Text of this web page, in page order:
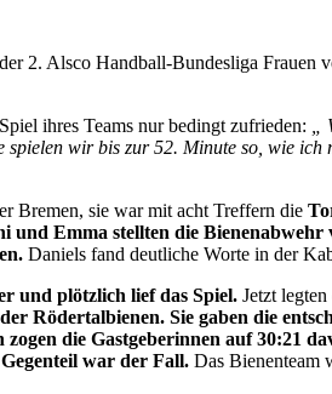
2. Alsco Handball-Bundesliga Frauen
ihres Teams nur bedingt zufrieden:
wir bis zur 52. Minute so, wie
Bremen, sie war mit acht Treffern die
und Emma stellten die Bienenabwehr
Daniels fand deutliche Worte in der
und plötzlich lief das Spiel. Jetzt
Rödertalbienen. Sie gaben die
die Gastgeberinnen auf 30:21
war der Fall. Das Bienenteam